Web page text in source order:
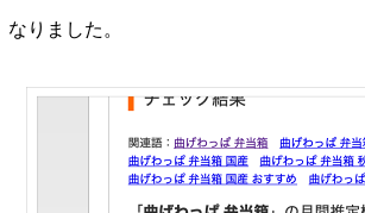
なりました。